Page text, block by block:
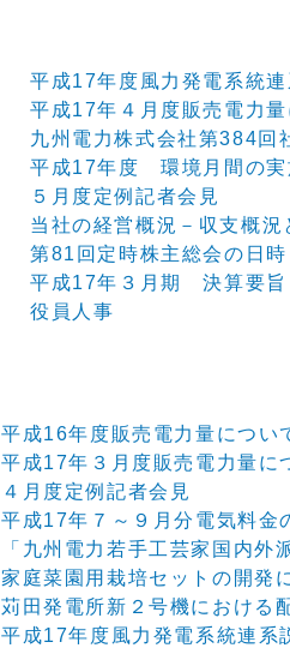
平成17年度風力発電系統
平成17年４月度販売電力
九州電力株式会社第384回
平成17年度 環境月間の実
５月度定例記者会見
当社の経営概況－収支概
第81回定時株主総会の日
平成17年３月期 決算要旨
役員人事
平成16年度販売電力量につい
平成17年３月度販売電力量に
４月度定例記者会見
平成17年７～９月分電気料金
「九州電力若手工芸家国内
家庭菜園用栽培セットの開発
苅田発電所新２号機における
平成17年度風力発電系統連系